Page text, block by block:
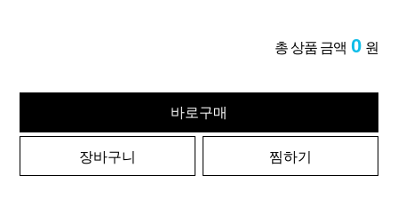
총 상품 금액 0 원
바로구매
장바구니 찜하기